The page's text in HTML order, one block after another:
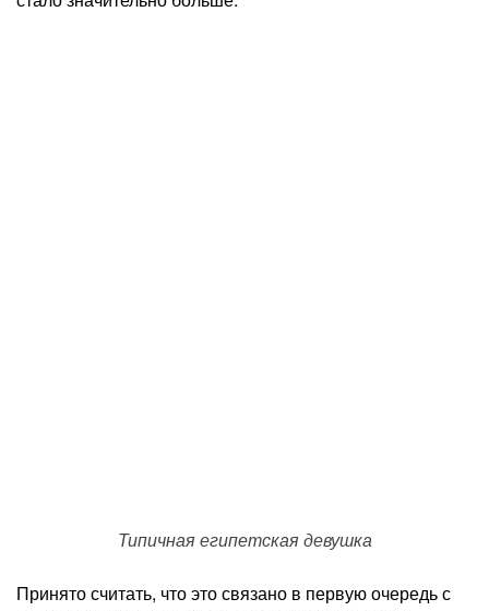
Типичная египетская девушка
Принято считать, что это связано в первую очередь с